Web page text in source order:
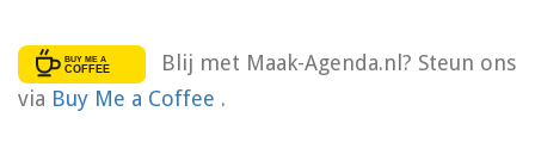
Blij met Maak-Agenda.nl? Steun ons
via Buy Me a Coffee .